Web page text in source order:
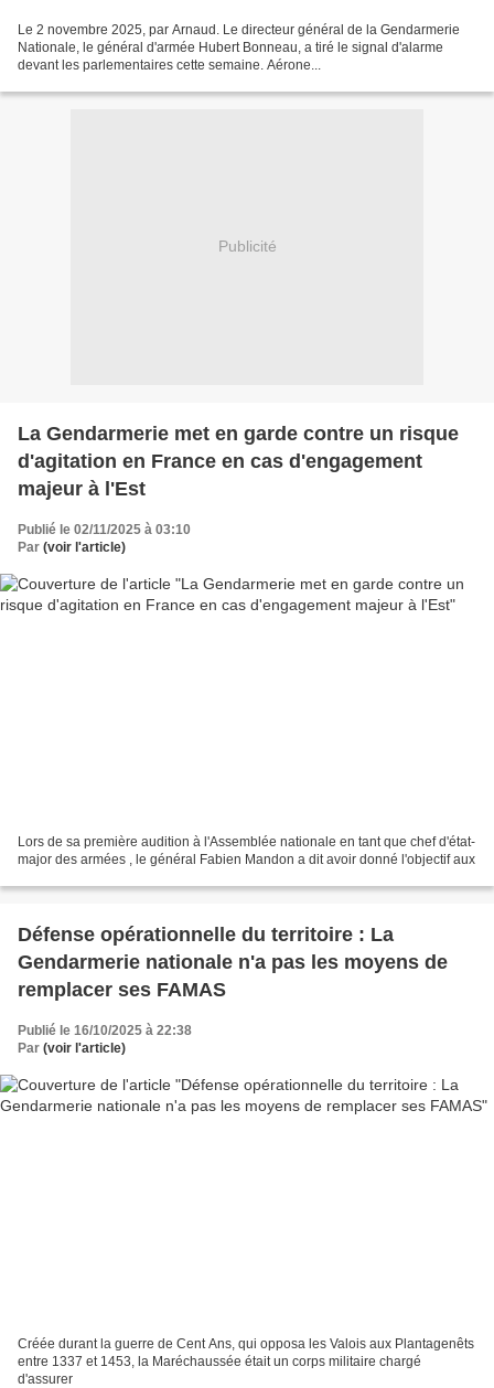
Le 2 novembre 2025, par Arnaud. Le directeur général de la Gendarmerie
Nationale, le général d'armée Hubert Bonneau, a tiré le signal d'alarme
devant les parlementaires cette semaine. Aérone...
Publicité
La Gendarmerie met en garde contre un risque
d'agitation en France en cas d'engagement
majeur à l'Est
Publié le 02/11/2025 à 03:10
Par (voir l'article)
Lors de sa première audition à l'Assemblée nationale en tant que chef d'état-
major des armées , le général Fabien Mandon a dit avoir donné l'objectif aux
Défense opérationnelle du territoire : La
Gendarmerie nationale n'a pas les moyens de
remplacer ses FAMAS
Publié le 16/10/2025 à 22:38
Par (voir l'article)
Créée durant la guerre de Cent Ans, qui opposa les Valois aux Plantagenêts
entre 1337 et 1453, la Maréchaussée était un corps militaire chargé
d'assurer